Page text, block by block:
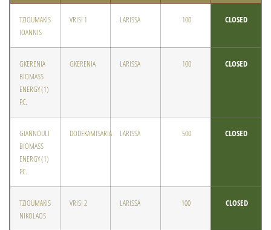
TZIOUMAKIS
IOANNIS
VRISI 1 LARISSA 100 CLOSED
GKERENIA
BIOMASS
ENERGY (1)
P.C.
GKERENIA LARISSA 100 CLOSED
GIANNOULI
BIOMASS
ENERGY (1)
P.C.
DODEKAMISARIA LARISSA 500 CLOSED
TZIOUMAKIS
NIKOLAOS
VRISI 2 LARISSA 100 CLOSED